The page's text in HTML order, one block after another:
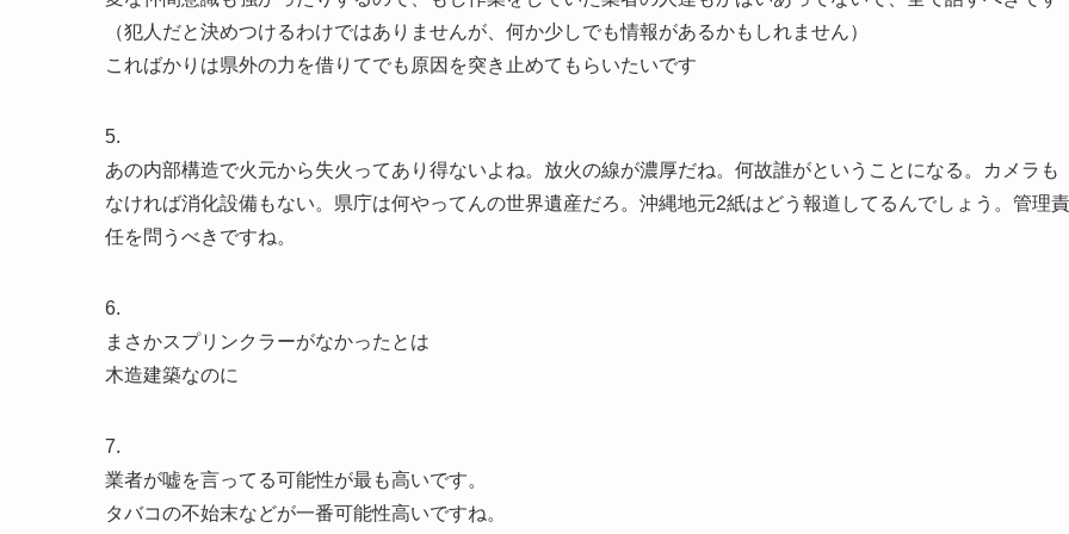
（犯人だと決めつけるわけではありませんが、何か少しでも情報があるかもしれません）
こればかりは県外の力を借りてでも原因を突き止めてもらいたいです
5.
あの内部構造で火元から失火ってあり得ないよね。放火の線が濃厚だね。何故誰がということになる。カメラも
なければ消化設備もない。県庁は何やってんの世界遺産だろ。沖縄地元2紙はどう報道してるんでしょう。管理責
任を問うべきですね。
6.
まさかスプリンクラーがなかったとは
木造建築なのに
7.
業者が嘘を言ってる可能性が最も高いです。
タバコの不始末などが一番可能性高いですね。